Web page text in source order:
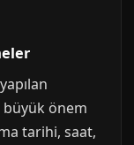
büyük önem
tarihi, saat,